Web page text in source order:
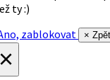
ty :)
zablokovat
× Zpět